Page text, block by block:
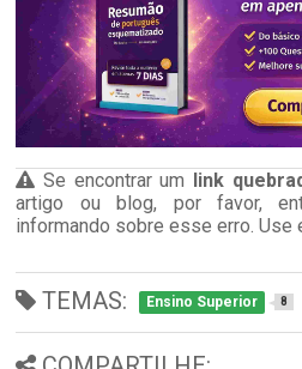
Se encontrar um link
artigo ou blog, por favor,
informando sobre esse erro.
TEMAS: Ensino Superior 8